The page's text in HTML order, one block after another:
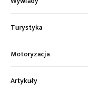
Turystyka
Motoryzacja
Artykuły